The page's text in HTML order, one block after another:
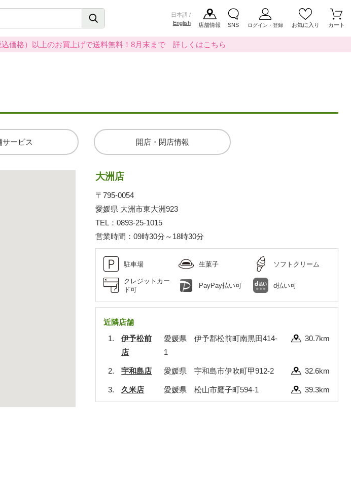
日本語 /
English
店舗情報 SNS ログイン・登録 お気に入り カート
価格）以上のお買上げで送料無料！8月末まで 詳しくはこちら
サービス 開店・閉店情報
大洲店
〒795-0054
愛媛県 大洲市東大洲923
TEL：0893-25-1015
営業時間：09時30分～18時30分
駐車場 生菓子 ソフトクリーム
クレジットカー
ド可
PayPay払い可 d払い可
近隣店舗
伊予松前
店
愛媛県 伊予郡松前町南黒田414-
1
30.7km
宇和島店 愛媛県 宇和島市伊吹町甲912-2 32.6km
久米店 愛媛県 松山市鷹子町594-1 39.3km